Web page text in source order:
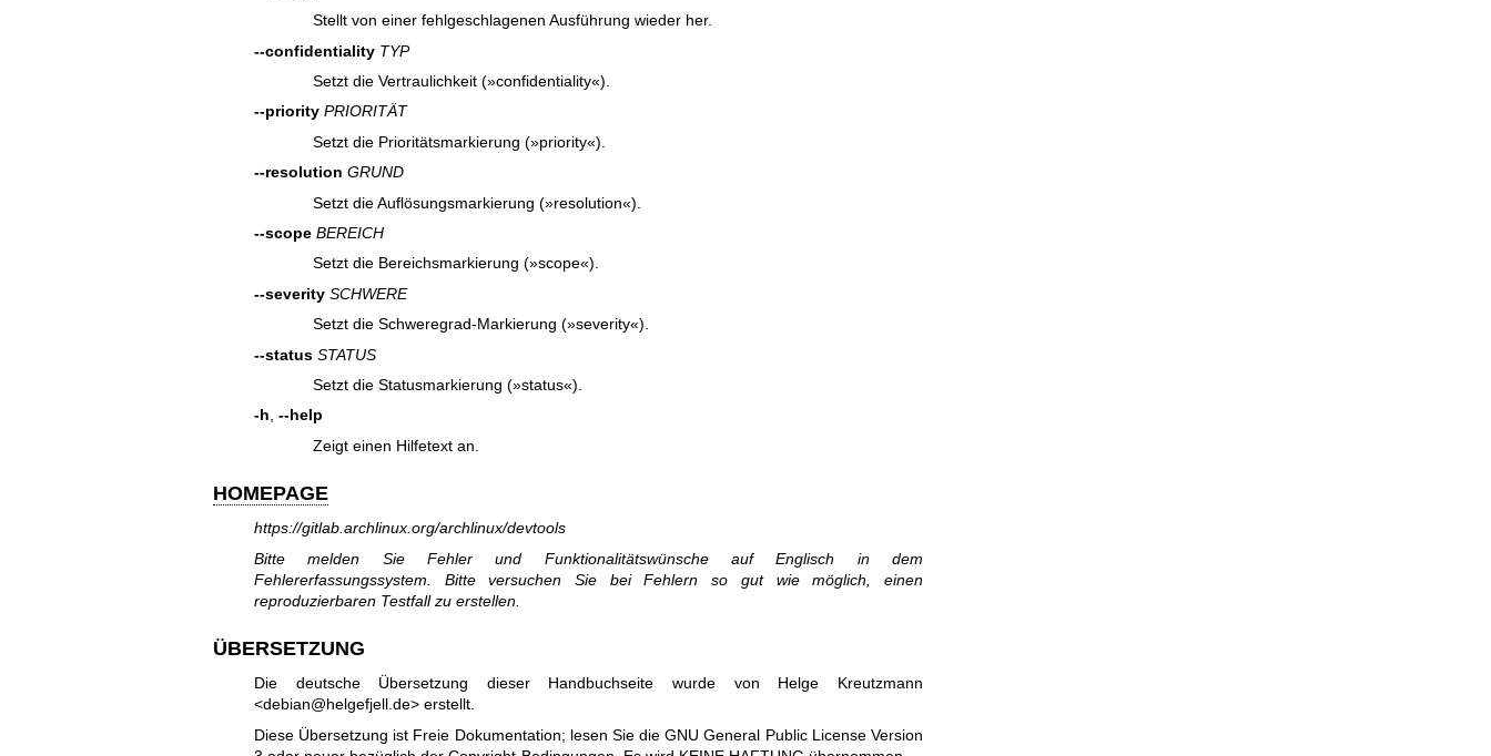
Stellt von einer fehlgeschlagenen Ausführung wieder her.
--confidentiality TYP
Setzt die Vertraulichkeit (»confidentiality«).
--priority PRIORITÄT
Setzt die Prioritätsmarkierung (»priority«).
--resolution GRUND
Setzt die Auflösungsmarkierung (»resolution«).
--scope BEREICH
Setzt die Bereichsmarkierung (»scope«).
--severity SCHWERE
Setzt die Schweregrad-Markierung (»severity«).
--status STATUS
Setzt die Statusmarkierung (»status«).
-h, --help
Zeigt einen Hilfetext an.
HOMEPAGE
https://gitlab.archlinux.org/archlinux/devtools
Bitte melden Sie Fehler und Funktionalitätswünsche auf Englisch in dem
Fehlererfassungssystem. Bitte versuchen Sie bei Fehlern so gut wie möglich, einen
reproduzierbaren Testfall zu erstellen.
ÜBERSETZUNG
Die deutsche Übersetzung dieser Handbuchseite wurde von Helge Kreutzmann
<debian@helgefjell.de> erstellt.
Diese Übersetzung ist Freie Dokumentation; lesen Sie dieGNU General Public License Version